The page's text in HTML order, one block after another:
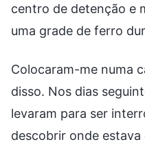
centro de detenção e
uma grade de ferro
Colocaram-me numa
disso. Nos dias
levaram para ser
descobrir onde